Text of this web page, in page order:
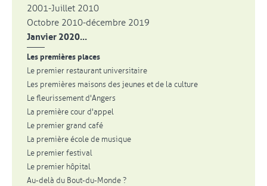
2001-Juillet 2010
Octobre 2010-décembre 2019
Janvier 2020...
Les premières places
Le premier restaurant universitaire
Les premières maisons des jeunes et de la culture
Le fleurissement d'Angers
La première cour d'appel
Le premier grand café
La première école de musique
Le premier festival
Le premier hôpital
Au-delà du Bout-du-Monde ?